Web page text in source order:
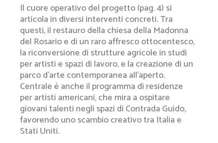
Il cuore operativo del progetto (pag. 4) si
articola in diversi interventi concreti. Tra
questi, il restauro della chiesa della Madonna
del Rosario e di un raro affresco ottocentesco,
la riconversione di strutture agricole in studi
per artisti e spazi di lavoro, e la creazione di un
parco d’arte contemporanea all’aperto.
Centrale è anche il programma di residenze
per artisti americani, che mira a ospitare
giovani talenti negli spazi di Contrada Guido,
favorendo uno scambio creativo tra Italia e
Stati Uniti.